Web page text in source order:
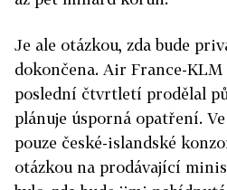
Je ale otázkou, zda bude
dokončena. Air France-
poslední čtvrtletí prodělal
plánuje úsporná opatření.
pouze české-islandské
otázkou na prodávající